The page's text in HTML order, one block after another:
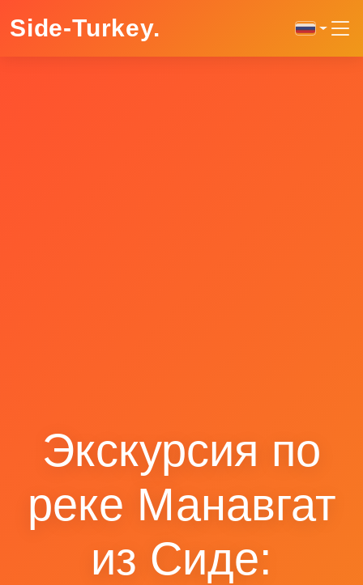
Side-Turkey.
Экскурсия по
реке Манавгат
из Сиде: